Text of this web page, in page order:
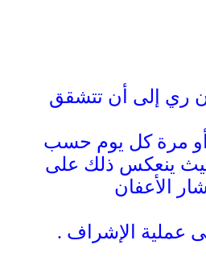
ري إلى أن تتشقق
أو مرة كل يوم حسب
حيث ينعكس ذلك على
الأعفان
عملية الإشراف .